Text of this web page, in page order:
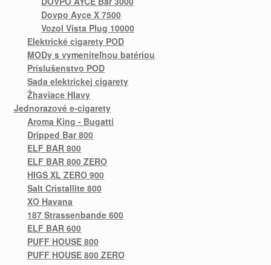
Dovpo Ayce X 7500
Vozol Vista Plug 10000
Elektrické cigarety POD
MODy s vymeniteľnou batériou
Príslušenstvo POD
Sada elektrickej cigarety
Žhaviace Hlavy
Jednorazové e-cigarety
Aroma King - Bugatti
Dripped Bar 800
ELF BAR 800
ELF BAR 800 ZERO
HIGS XL ZERO 900
Salt Cristallite 800
XO Havana
187 Strassenbande 600
ELF BAR 600
PUFF HOUSE 800
PUFF HOUSE 800 ZERO